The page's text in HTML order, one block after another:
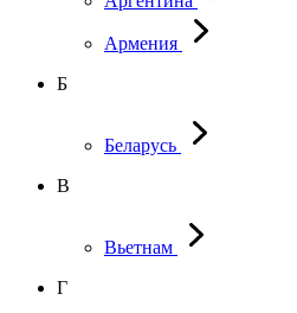
Армения
Б
Беларусь
В
Вьетнам
Г